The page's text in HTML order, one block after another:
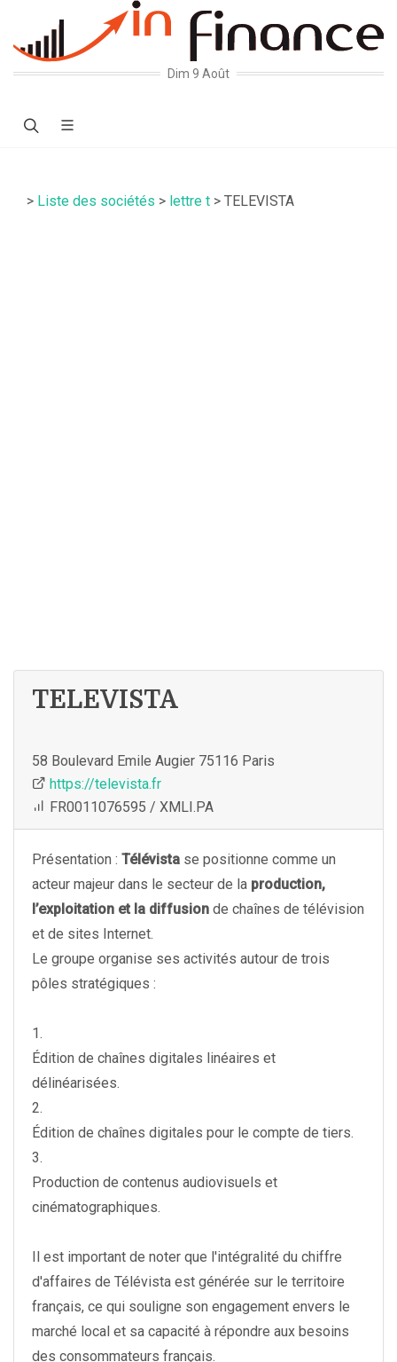
Dim 9 Août
> Liste des sociétés > lettre t > TELEVISTA
TELEVISTA
58 Boulevard Emile Augier 75116 Paris
https://televista.fr
FR0011076595 / XMLI.PA
Présentation : Télévista se positionne comme un
acteur majeur dans le secteur de la production,
l’exploitation et la diffusion de chaînes de télévision
et de sites Internet.
Le groupe organise ses activités autour de trois
pôles stratégiques :
1.
Édition de chaînes digitales linéaires et
délinéarisées.
2.
Édition de chaînes digitales pour le compte de tiers.
3.
Production de contenus audiovisuels et
cinématographiques.
Il est important de noter que l'intégralité du chiffre
d'affaires de Télévista est générée sur le territoire
français, ce qui souligne son engagement envers le
marché local et sa capacité à répondre aux besoins
des consommateurs français.